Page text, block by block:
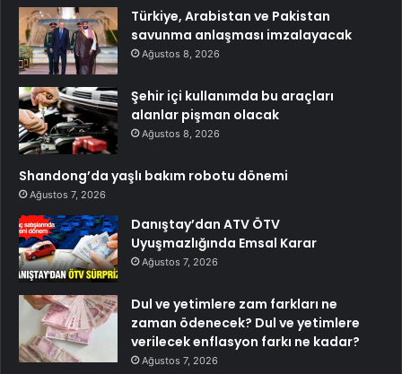
Türkiye, Arabistan ve Pakistan
savunma anlaşması imzalayacak
Ağustos 8, 2026
Şehir içi kullanımda bu araçları
alanlar pişman olacak
Ağustos 8, 2026
Shandong’da yaşlı bakım robotu dönemi
Ağustos 7, 2026
Danıştay’dan ATV ÖTV
Uyuşmazlığında Emsal Karar
Ağustos 7, 2026
Dul ve yetimlere zam farkları ne
zaman ödenecek? Dul ve yetimlere
verilecek enflasyon farkı ne kadar?
Ağustos 7, 2026